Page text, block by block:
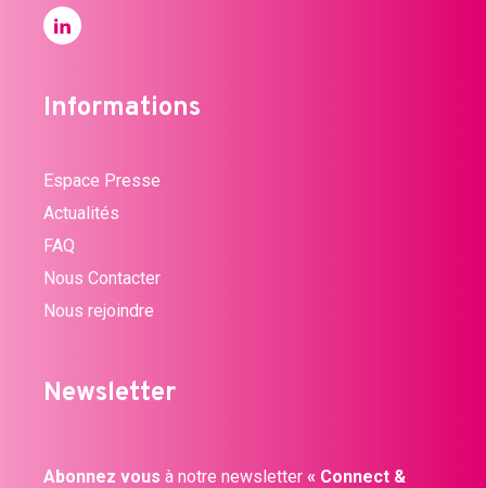
Informations
Espace Presse
Actualités
FAQ
Nous Contacter
Nous rejoindre
Newsletter
Abonnez vous à notre newsletter « Connect &